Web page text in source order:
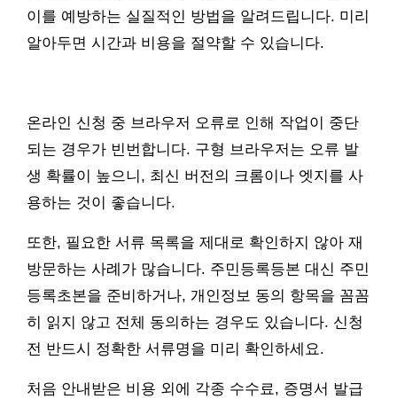
이를 예방하는 실질적인 방법을 알려드립니다. 미리
알아두면 시간과 비용을 절약할 수 있습니다.
온라인 신청 중 브라우저 오류로 인해 작업이 중단
되는 경우가 빈번합니다. 구형 브라우저는 오류 발
생 확률이 높으니, 최신 버전의 크롬이나 엣지를 사
용하는 것이 좋습니다.
또한, 필요한 서류 목록을 제대로 확인하지 않아 재
방문하는 사례가 많습니다. 주민등록등본 대신 주민
등록초본을 준비하거나, 개인정보 동의 항목을 꼼꼼
히 읽지 않고 전체 동의하는 경우도 있습니다. 신청
전 반드시 정확한 서류명을 미리 확인하세요.
처음 안내받은 비용 외에 각종 수수료, 증명서 발급